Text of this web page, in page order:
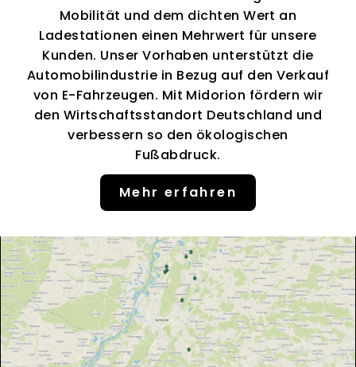
Mobilität und dem dichten Wert an
Ladestationen einen Mehrwert für unsere
Kunden. Unser Vorhaben unterstützt die
Automobilindustrie in Bezug auf den Verkauf
von E-Fahrzeugen. Mit Midorion fördern wir
den Wirtschaftsstandort Deutschland und
verbessern so den ökologischen
Fußabdruck.
Mehr erfahren